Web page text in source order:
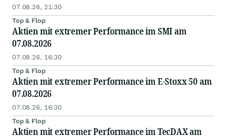
07.08.26, 21:30
Top & Flop
Aktien mit extremer Performance im SMI am
07.08.2026
07.08.26, 16:30
Top & Flop
Aktien mit extremer Performance im E-Stoxx 50 am
07.08.2026
07.08.26, 16:30
Top & Flop
Aktien mit extremer Performance im TecDAX am